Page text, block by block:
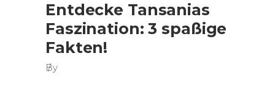
Entdecke Tansanias
Faszination: 3 spaßige
Fakten!
By